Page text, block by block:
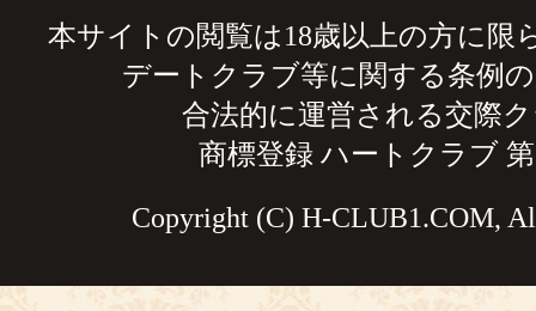
本サイトの閲覧は18歳以上の方に限
デートクラブ等に関する条例
合法的に運営される交際
商標登録 ハートクラブ 第
Copyright (C) H-CLUB1.COM,